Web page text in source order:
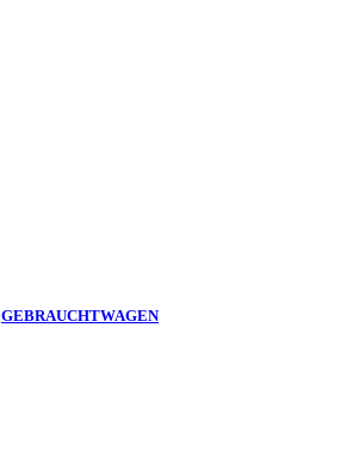
GEBRAUCHTWAGEN